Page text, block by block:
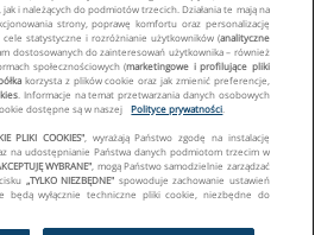
jak i należących do podmiotów trzecich. Działania te mają na
strony, poprawę komfortu oraz personalizację
cele statystyczne i rozróżnianie użytkowników (analityczne
dostosowanych do zainteresowań użytkownika – również
społecznościowych (marketingowe i profilujące pliki
korzysta z plików cookie oraz jak zmienić preferencje,
. Informacje na temat przetwarzania danych osobowych
dostępne są w naszej
Polityce prywatności
PLIKI COOKIES" , wyrażają Państwo zgodę na instalację
na udostępnianie Państwa danych podmiotom trzecim w
WYBRANE" , mogą Państwo samodzielnie zarządzać
„TYLKO NIEZBĘDNE" spowoduje zachowanie ustawień
będą wyłącznie techniczne pliki cookie, niezbędne do